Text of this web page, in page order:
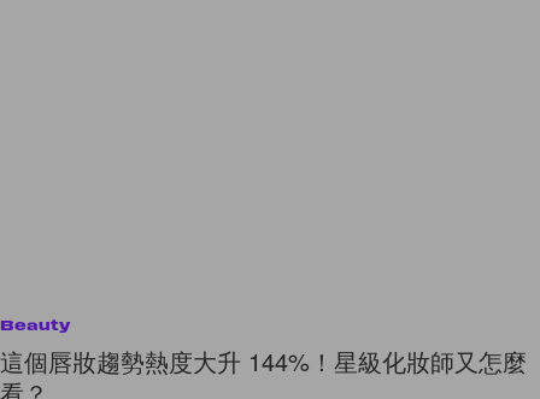
Beauty
這個唇妝趨勢熱度大升 144%！星級化妝師又怎麼
看？